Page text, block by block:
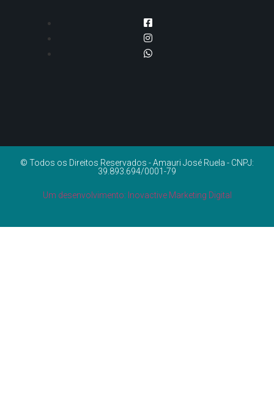
© Todos os Direitos Reservados - Amauri José Ruela - CNPJ:
39.893.694/0001-79
Um desenvolvimento: Inovactive Marketing Digital